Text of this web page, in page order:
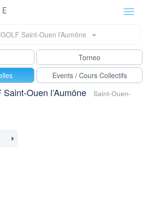
Saint-Ouen l’Aumône
Torneo
Events / Cours Collectifs
Saint-Ouen l’Aumône
Saint-Ouen-